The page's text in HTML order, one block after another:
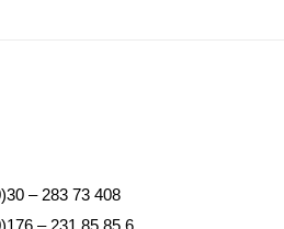
– 283 73 408
– 231 85 85 6